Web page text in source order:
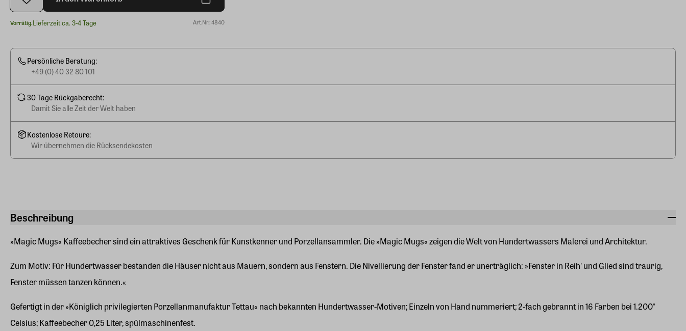
Beschreibung
»Magic Mugs« Kaffeebecher sind ein attraktives Geschenk für Kunstkenner und Porzellansammler. Die »Magic Mugs« zeigen die Welt von Hundertwassers Malerei und Architektur.
Zum Motiv: Für Hundertwasser bestanden die Häuser nicht aus Mauern, sondern aus Fenstern. Die Nivellierung der Fenster fand er unerträglich: »Fenster in Reih' und Glied sind traurig,
Fenster müssen tanzen können.«
Gefertigt in der »Königlich privilegierten Porzellanmanufaktur Tettau« nach bekannten Hundertwasser-Motiven; Einzeln von Hand nummeriert; 2-fach gebrannt in 16 Farben bei 1.200°
Celsius; Kaffeebecher 0,25 Liter, spülmaschinenfest.
Vorrätig.Lieferzeit ca. 3-4 Tage Art.Nr.: 4840
Persönliche Beratung:
+49 (0) 40 32 80 101
30 Tage Rückgaberecht:
Damit Sie alle Zeit der Welt haben
Kostenlose Retoure:
Wir übernehmen die Rücksendekosten